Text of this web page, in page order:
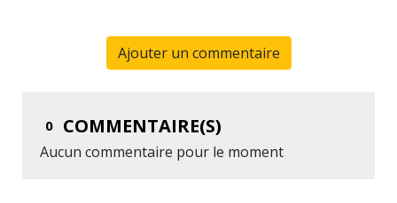
Ajouter un commentaire
0 COMMENTAIRE(S)
Aucun commentaire pour le moment